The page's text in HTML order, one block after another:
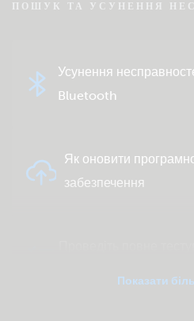
ПОШУК ТА УСУНЕННЯ
Усунення
Bluetooth
Як оновити
забезпечення
Показати